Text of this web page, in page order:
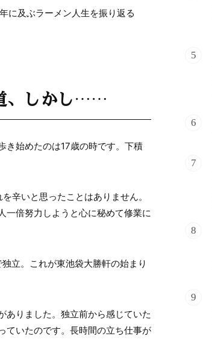
に及ぶラーメン人生を振り返る
、しかし……
き始めたのは17歳の時です。下積
辛いと思ったことはありません。
一倍努力しようと心に秘めて修業に
立。これが東池袋大勝軒の始まり
ありました。独立前から感じていた
ていたのです。長時間の立ち仕事が